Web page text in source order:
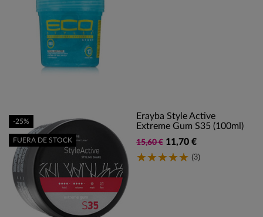
Erayba Style Active
Extreme Gum S35 (100ml)
15,60 € 11,70 €
(3)
-25%
FUERA DE STOCK